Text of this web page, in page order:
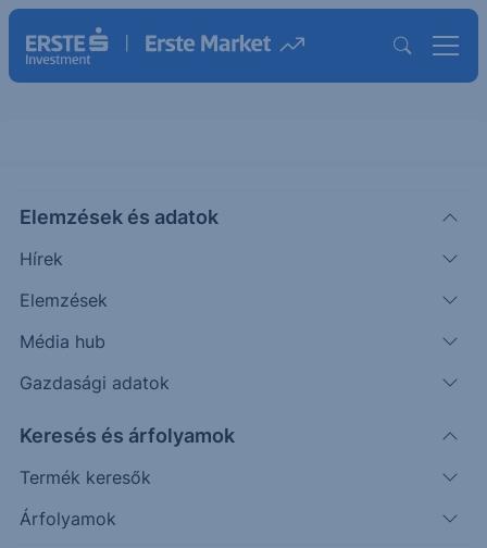
Elemzések és adatok
Hírek
Elemzések
Média hub
Gazdasági adatok
Keresés és árfolyamok
Termék keresők
Árfolyamok
VNA(XETRA)
Vonovia SE
21.14 EUR
Időpont: 26.08.05. 17:34
Előző záró:
21.64
Árfolyamértesítő rögzítése
További információk kérése